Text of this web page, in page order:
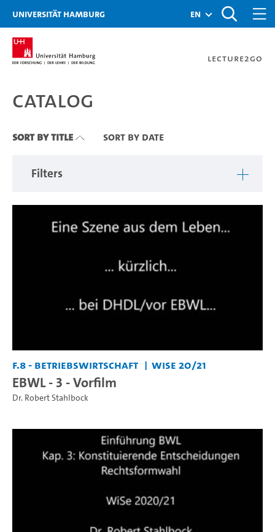
Zu den Filtern
Zur Metanavigation
Zur Hauptnavigation
Zur Suche
Zum Inhalt
Zum Seitenfuss
Universität Hamburg en
Lecture2Go
Catalog
Catalog
Sort By Title Sort By Date
Filters
F.8 - Betriebswirtschaft WiSe 20/21
EBWL - 3 - Vorfilm
Dr. Robert Stahlbock